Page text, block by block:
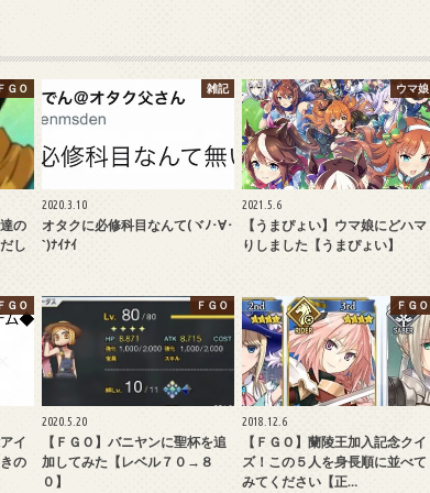
ＧＯ
の
し
雑記
2020.3.10
オタクに必修科目なんて(ヾﾉ･∀･
`)ﾅｲﾅｲ
ウマ娘
2021.5.6
【うまぴょい】ウマ娘にどハマ
りしました【うまぴょい】
ＧＯ
イ
の
ＦＧＯ
2020.5.20
【ＦＧＯ】バニヤンに聖杯を追
加してみた【レベル７０→８
０】
ＦＧＯ
2018.12.6
【ＦＧＯ】蘭陵王加入記念クイ
ズ！この５人を身長順に並べて
みてください【正…